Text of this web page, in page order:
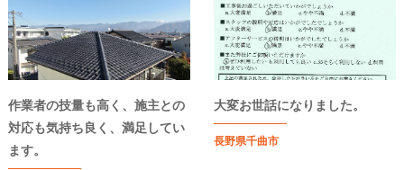
作業者の技量も高く、施主との
対応も気持ち良く、満足してい
ます。
大変お世話になりました。
長野県千曲市